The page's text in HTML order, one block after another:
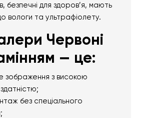
безпечні для здоров’я, мають
вологи та ультрафіолету.
Червоні
— це:
зображення з високою
без спеціального